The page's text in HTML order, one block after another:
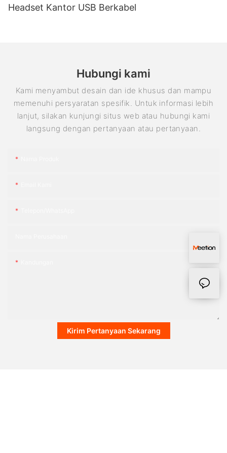
Headset Kantor USB Berkabel
Hubungi kami
Kami menyambut desain dan ide khusus dan mampu
memenuhi persyaratan spesifik. Untuk informasi lebih
lanjut, silakan kunjungi situs web atau hubungi kami
langsung dengan pertanyaan atau pertanyaan.
Kirim Pertanyaan Sekarang